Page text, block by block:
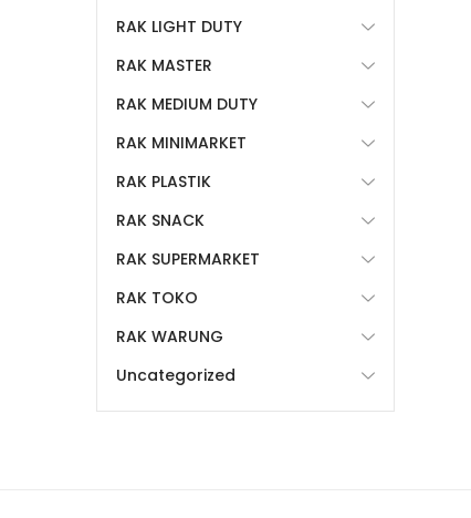
RAK LIGHT DUTY
RAK MASTER
RAK MEDIUM DUTY
RAK MINIMARKET
RAK PLASTIK
RAK SNACK
RAK SUPERMARKET
RAK TOKO
RAK WARUNG
Uncategorized